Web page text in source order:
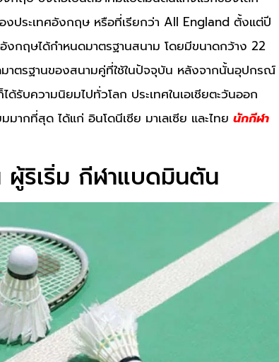
ประเทศอังกฤษ หรือที่เรียกว่า All England ตั้งแต่ปี
กฤษได้กำหนดมาตรฐานสนาม โดยมีขนาดกว้าง 22
ตรฐานของสนามคู่ที่ใช้ในปัจจุบัน หลังจากนั้นอุปกรณ์
รับความนิยมไปทั่วโลก ประเทศในเอเชียตะวันออก
ากที่สุด ได้แก่ อินโดนีเซีย มาเลเซีย และไทย นักกีฬา
ริเริ่ม กีฬาแบดมินตัน